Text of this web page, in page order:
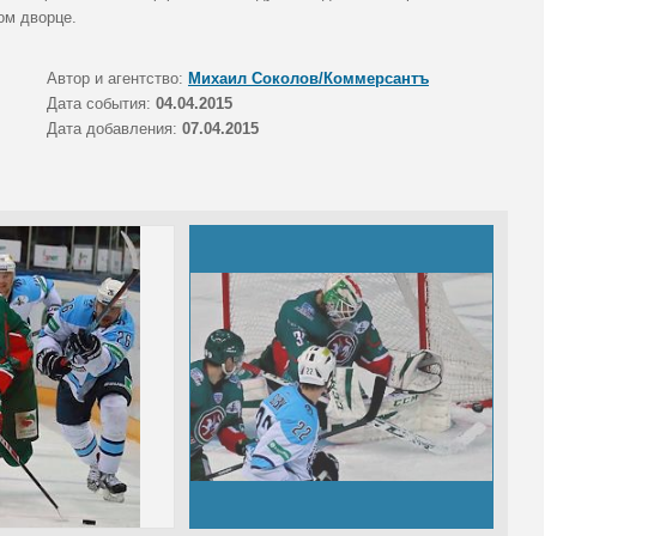
дворце.
Автор и агентство: Михаил Соколов/Коммерсантъ
Дата события: 04.04.2015
Дата добавления: 07.04.2015